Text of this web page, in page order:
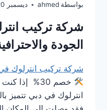
بواسطة ahmed ديسمبر 20, 2025
شركة تركيب
الجودة
شركة تركيب انترلوك
خصم 30%
انترلوك في دبي تتميز